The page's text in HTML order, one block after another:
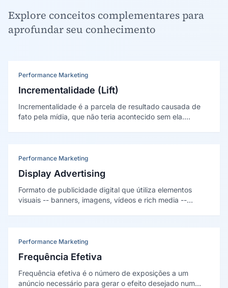
Explore conceitos complementares para
aprofundar seu conhecimento
Performance Marketing
Incrementalidade (Lift)
Incrementalidade é a parcela de resultado causada de
fato pela mídia, que não teria acontecido sem ela.
Performance Marketing
Display Advertising
Formato de publicidade digital que útiliza elementos
visuais -- banners, imagens, vídeos e rich media --
Performance Marketing
Frequência Efetiva
Frequência efetiva é o número de exposições a um
anúncio necessário para gerar o efeito desejado num